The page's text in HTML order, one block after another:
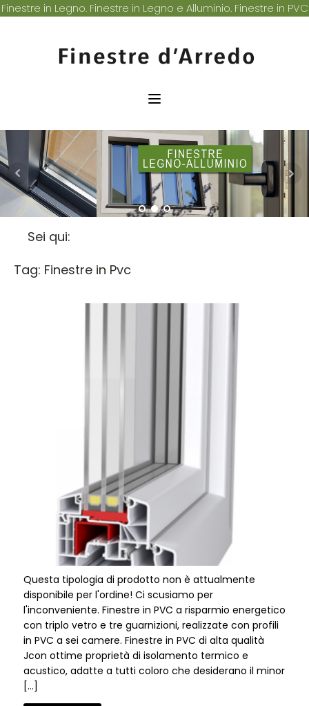
Finestre in Legno. Finestre in Legno e Alluminio. Finestre in PVC
Sei qui:
Tag: Finestre in Pvc
Finestre in PVC Top Bio P84
Questa tipologia di prodotto non è attualmente
disponibile per l'ordine! Ci scusiamo per
l'inconveniente. Finestre in PVC a risparmio energetico
con triplo vetro e tre guarnizioni, realizzate con profili
in PVC a sei camere. Finestre in PVC di alta qualità
Jcon ottime proprietà di isolamento termico e
acustico, adatte a tutti coloro che desiderano il minor
[…]